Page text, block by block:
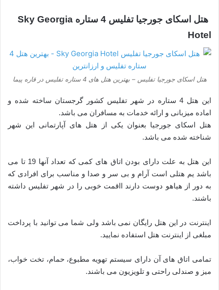
هتل اسکای جورجیا تفلیس 4 ستاره Sky Georgia
Hotel
هتل اسکای جورجیا تفلیس – بهترین هتل های 4 ستاره تفلیس در قاره پیما
این هتل 4 ستاره در شهر تفلیس کشور گرجستان ساخته شده و
اماده میزبانی و ارائه خدمات به مسافران می باشد.
هتل اسکای جورجیا بعنوان یکی از هتل های آپارتمانی این شهر
شناخته شده می باشد.
این هتل به علت دارای بودن اتاق های کمی که تعداد آنها 19 تا می
باشد یم هتلی است آرام و بی سر و صدا و مناسب برای افرادی که
به دور از هیاهو دوست دارند ااقمت خوبی را در شهر تفلیس داشته
باشند.
اینترنت در این هتل رایگان نمی باشد ولی شما می توانید با پرداخت
مبلغی از اینترنت هتل استفاده نمایید.
تمامی اتاق های آن دارای سیستم تهویه مطبوع، حمام، تخت خواب،
میز و صندلی راحتی و تلویزیون می باشند.